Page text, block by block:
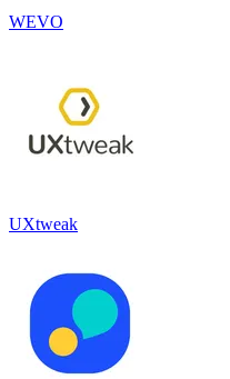
WEVO
UXtweak